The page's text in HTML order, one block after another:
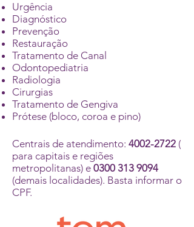
Urgência
Diagnóstico
Prevenção
Restauração
Tratamento de Canal
Odontopediatria
Radiologia
Cirurgias
Tratamento de Gengiva
Prótese (bloco, coroa e pino)
Centrais de atendimento: 4002-2722 (
para capitais e regiões
metropolitanas) e 0300 313 9094
(demais localidades). Basta informar o
CPF.